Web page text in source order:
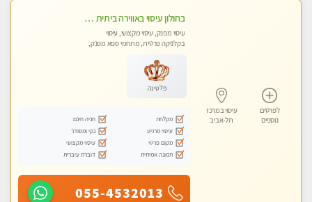
לפרטים
נוספים
עיסוי במרכז
תל-אביב
בחולון עיסוי באווירה ביתית רגועה שקט , עיסוי ספורטיבי משחרר לכל הגוף. מעסה צעירה ואלופה לעיסוי מפנק מומלץ מאוד ....פרטי!! ללא מין !!
עיסוי מפנק, עיסוי מקצועי, עיסוי
בקלניקה פרטית, מתחמי ספא מפנק,
פלטינה
מקלחת
חניה חינם
עיסוי מרגיע
נקי ומסודר
מקום פרטי
עיסוי מקצועי
תמונה אמיתית
דוברת עיברית
055-4532013